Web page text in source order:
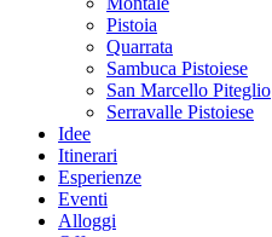
Pistoia
Quarrata
Sambuca Pistoiese
San Marcello Piteglio
Serravalle Pistoiese
Idee
Itinerari
Esperienze
Eventi
Alloggi